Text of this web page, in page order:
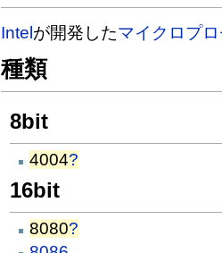
Intelが開発したマイクロプ
種類
8bit
4004?
16bit
8080?